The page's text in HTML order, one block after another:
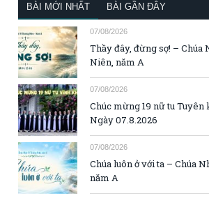
BÀI MỚI NHẤT BÀI GẦN ĐÂY
07/08/2026
Thầy đây, đừng sợ! – Chúa
Niên, năm A
07/08/2026
Chúc mừng 19 nữ tu Tuyên
Ngày 07.8.2026
07/08/2026
Chúa luôn ở với ta – Chúa
năm A